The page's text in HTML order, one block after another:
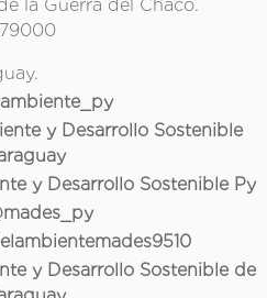
la Guerra del Chaco.
y Desarrollo Sostenible
y Desarrollo Sostenible Py
y Desarrollo Sostenible de